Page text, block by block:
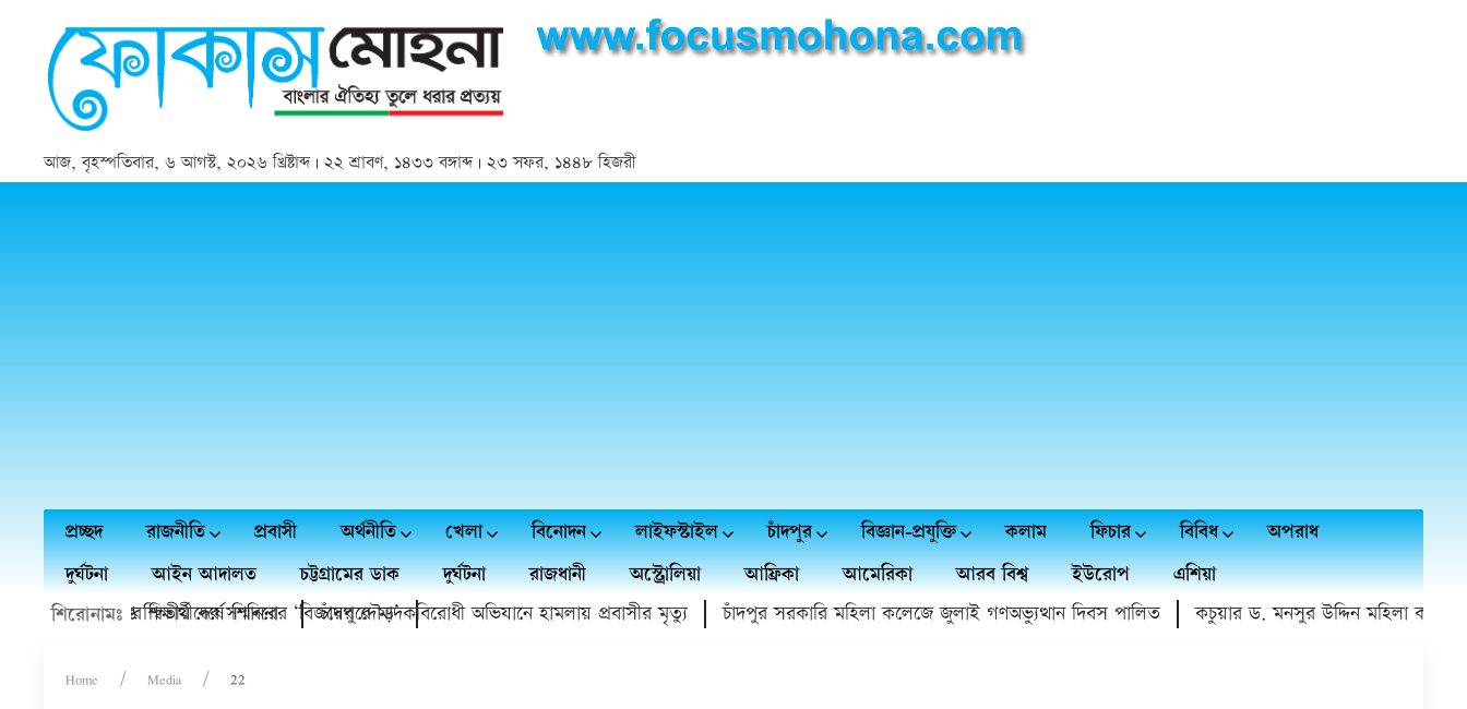
আজ, বৃহস্পতিবার, ৬ আগস্ট, ২০২৬ খ্রিষ্টাব্দ | ২২ শ্রাবণ, ১৪৩৩ বঙ্গাব্দ | ২৩ সফর, ১৪৪৮ হিজরী
প্রচ্ছদ রাজনীতি প্রবাসী অর্থনীতি খেলা বিনোদন লাইফস্টাইল চাঁদপুর বিজ্ঞান-প্রযুক্তি কলাম ফিচার বিবিধ
অপরাধ
দুর্ঘটনা
আইন আদালত চট্টগ্রামের ডাক দুর্ঘটনা রাজধানী অস্ট্রোলিয়া আফ্রিকা আমেরিকা আরব বিশ্ব ইউরোপ
এশিয়া
শিরোনামঃ
বৃত্তি প্রাপ্ত শিক্ষার্থীদের সম্মাননা চাঁদপুরে মাদকবিরোধী অভিযানে হামলায় প্রবাসীর মৃত্যু চাঁদপুর সরকারি মহিলা কলেজে জুলাই গণঅভ্যুত্থান দিবস পালিত কচুয়ার ড. মনসুর উদ্দিন মহিলা কলেজে
গণঅভ্যুত্থানের দ্বিতীয় বর্ষে শিবিরের ‘বিজয়ের দৌড়’
Home Media 22